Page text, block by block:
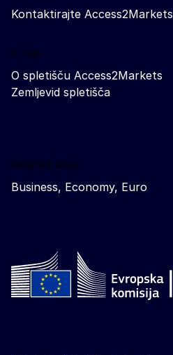
Kontaktirajte Access2Markets
O nas
O spletišču Access2Markets
Zemljevid spletišča
Related sites
Business, Economy, Euro